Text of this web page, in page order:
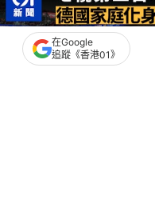
在Google
追蹤《香港01》